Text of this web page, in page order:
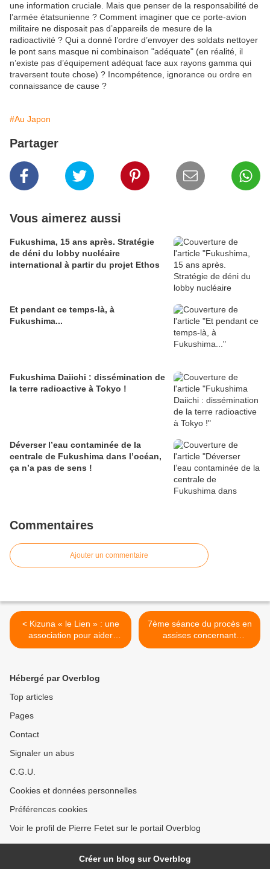
une information cruciale. Mais que penser de la responsabilité de
l’armée étatsunienne ? Comment imaginer que ce porte-avion
militaire ne disposait pas d’appareils de mesure de la
radioactivité ? Qui a donné l’ordre d’envoyer des soldats nettoyer
le pont sans masque ni combinaison "adéquate" (en réalité, il
n’existe pas d’équipement adéquat face aux rayons gamma qui
traversent toute chose) ? Incompétence, ignorance ou ordre en
connaissance de cause ?
#Au Japon
Partager
Vous aimerez aussi
Fukushima, 15 ans après. Stratégie
de déni du lobby nucléaire
international à partir du projet Ethos
Et pendant ce temps-là, à
Fukushima...
Fukushima Daiichi : dissémination de
la terre radioactive à Tokyo !
Déverser l’eau contaminée de la
centrale de Fukushima dans l’océan,
ça n’a pas de sens !
Commentaires
Ajouter un commentaire
< Kizuna « le Lien » : une
association pour aider
Naoto Matsumura
7ème séance du procès en
assises concernant
l'accident nucléaire de
Hébergé par Overblog
Top articles
Pages
Contact
Signaler un abus
C.G.U.
Cookies et données personnelles
Préférences cookies
Voir le profil de Pierre Fetet sur le portail Overblog
Créer un blog sur Overblog